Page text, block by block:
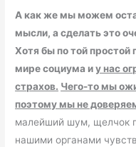
А как же мы можем
мысли, а сделать это
Хотя бы по той
мире социума иу нас
страхов. Чего-то мы
поэтому мы не
малейший шум, щелчок
нашими органами